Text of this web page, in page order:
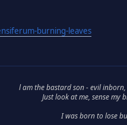
burning-leaves
l am the bastard son - evil
Just look at me, sense
I was born to lose